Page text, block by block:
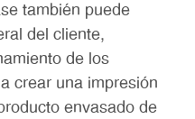
también puede
del cliente,
de los
crear una impresión
envasado de